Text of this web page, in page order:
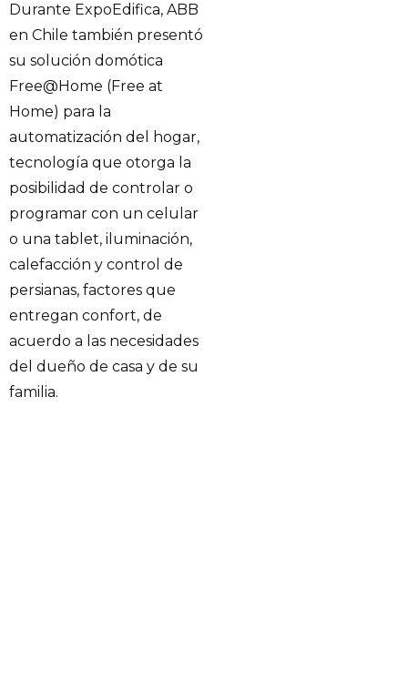
Durante ExpoEdifica, ABB
en Chile también presentó
su solución domótica
Free@Home (Free at
Home) para la
automatización del hogar,
tecnología que otorga la
posibilidad de controlar o
programar con un celular
o una tablet, iluminación,
calefacción y control de
persianas, factores que
entregan confort, de
acuerdo a las necesidades
del dueño de casa y de su
familia.